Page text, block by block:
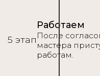
5 этап
Работаем
После
мастера
работам.